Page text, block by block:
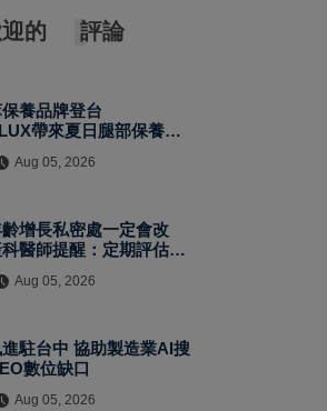
的 評論
養品牌登台
帶來夏日腿部保養新
Aug 05, 2026
增長私密處一定會改
醫師提醒：定期評估有
Aug 05, 2026
駐台中 協助製造業AI搜
數位缺口
Aug 05, 2026